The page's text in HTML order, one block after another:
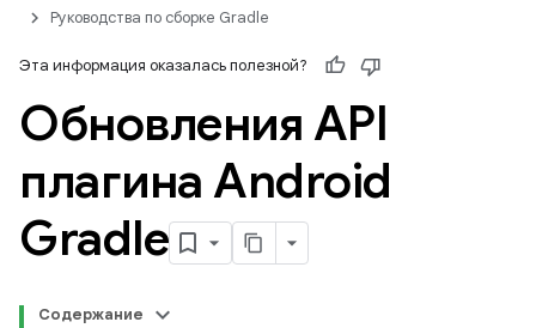
Руководства по сборке Gradle
Эта информация оказалась полезной?
Обновления API
плагина Android
Gradle
Содержание